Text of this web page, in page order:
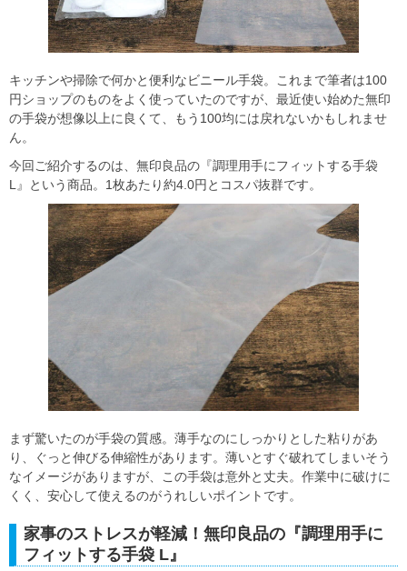
キッチンや掃除で何かと便利なビニール手袋。これまで筆者は100
円ショップのものをよく使っていたのですが、最近使い始めた無印
の手袋が想像以上に良くて、もう100均には戻れないかもしれませ
ん。
今回ご紹介するのは、無印良品の『調理用手にフィットする手袋
L』という商品。1枚あたり約4.0円とコスパ抜群です。
まず驚いたのが手袋の質感。薄手なのにしっかりとした粘りがあ
り、ぐっと伸びる伸縮性があります。薄いとすぐ破れてしまいそう
なイメージがありますが、この手袋は意外と丈夫。作業中に破けに
くく、安心して使えるのがうれしいポイントです。
家事のストレスが軽減！無印良品の『調理用手に
フィットする手袋 L』